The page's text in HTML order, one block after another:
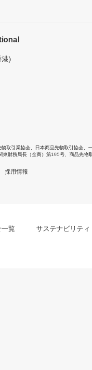
港)
物取引業協会 日本商品先物取引協会
東財務局長（金商）第195号、商品先物
採用情報
一覧 サステナビリティ